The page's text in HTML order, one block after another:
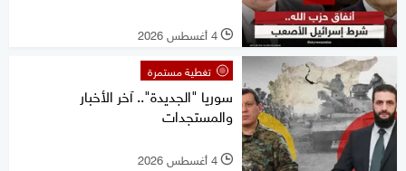
l 4 أغسطس 2026
تغطية مستمرة
سوريا "الجديدة".. آخر الأخبار
والمستجدات
l 4 أغسطس 2026